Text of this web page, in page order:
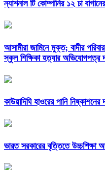
ন্যাশনাল টি কোম্পানির ১২ চা
আসামীরা জামিনে মুক্ত; বাদীর
স্কুল শিক্ষিকা হত্যার অভিযোগপত্র
কাউয়াদিঘি হাওরের পানি
ভারত সরকারের বৃত্তিতে উচ্চশিক্ষা